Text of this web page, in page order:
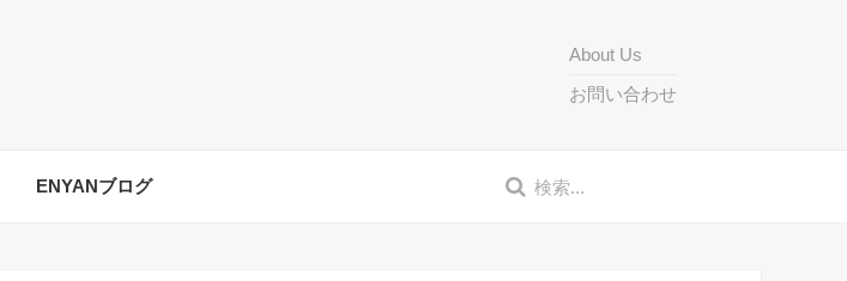
About Us
お問い合わせ
ENYANブログ